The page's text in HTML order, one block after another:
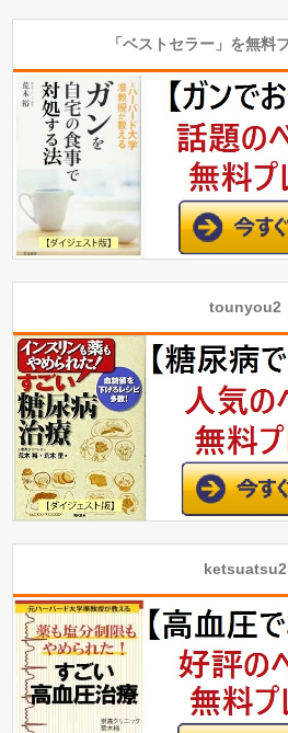
「ベストセラー」を無料
tounyou2
ketsuatsu2